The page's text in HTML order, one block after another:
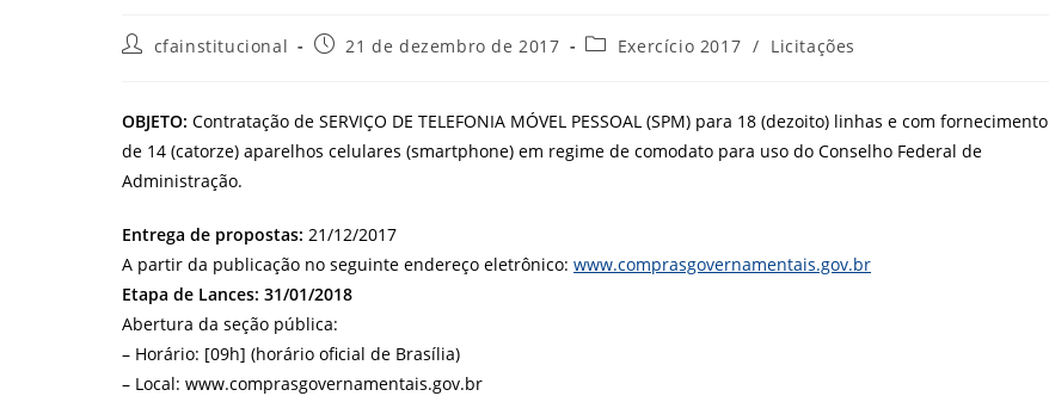
Autorcfainstitucional
Post21 de dezembro de 2017
Categoria
Exercício 2017 / Licitações
OBJETO: Contratação de SERVIÇO DE TELEFONIA MÓVEL PESSOAL (SPM) para 18 (dezoito) linhas e com fornecimento
de 14 (catorze) aparelhos celulares (smartphone) em regime de comodato para uso do Conselho Federal de
Administração.
Entrega de propostas: 21/12/2017
A partir da publicação no seguinte endereço eletrônico: www.comprasgovernamentais.gov.br
Etapa de Lances: 31/01/2018
Abertura da seção pública:
– Horário: [09h] (horário oficial de Brasília)
– Local: www.comprasgovernamentais.gov.br